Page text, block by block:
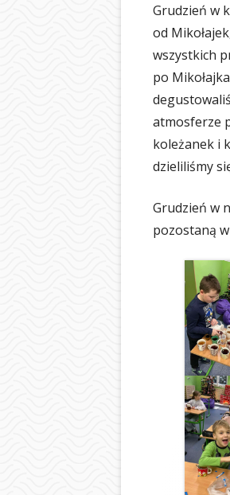
Grudzień w
od
wszystkich
po
atmosferze
koleżanek i
dzieliliśmy
Grudzień w
pozostaną